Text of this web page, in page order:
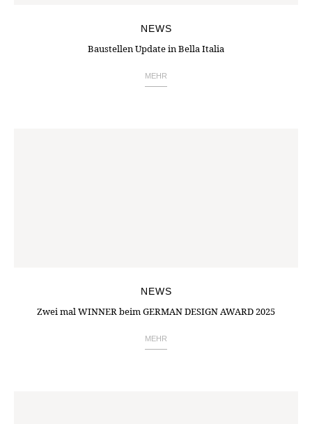
NEWS
Baustellen Update in Bella Italia
MEHR
NEWS
Zwei mal WINNER beim GERMAN DESIGN AWARD 2025
MEHR